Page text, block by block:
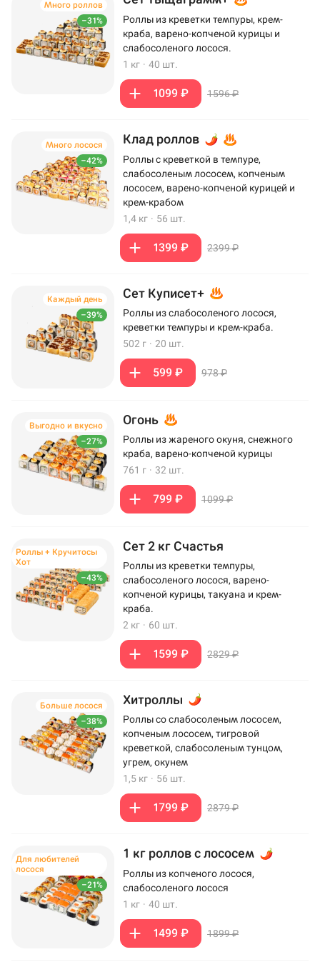
–31%
Много роллов
Роллы из креветки темпуры, крем-
краба, варено-копченой курицы и
слабосоленого лосося.
1 кг · 40 шт.
1099 ₽ 1596 ₽
–42%
Много лосося Клад роллов
Роллы с креветкой в темпуре,
слабосоленым лососем, копченым
лососем, варено-копченой курицей и
крем-крабом
1,4 кг · 56 шт.
1399 ₽ 2399 ₽
–39%
Каждый день Сет Куписет+
Роллы из слабосоленого лосося,
креветки темпуры и крем-краба.
502 г · 20 шт.
599 ₽ 978 ₽
–27%
Выгодно и вкусно Огонь
Роллы из жареного окуня, снежного
краба, варено-копченой курицы
761 г · 32 шт.
799 ₽ 1099 ₽
–43%
Роллы + Кручитосы
Хот
Сет 2 кг Счастья
Роллы из креветки темпуры,
слабосоленого лосося, варено-
копченой курицы, такуана и крем-
краба.
2 кг · 60 шт.
1599 ₽ 2829 ₽
–38%
Больше лосося Хитроллы
Роллы со слабосоленым лососем,
копченым лососем, тигровой
креветкой, слабосоленым тунцом,
угрем, окунем
1,5 кг · 56 шт.
1799 ₽ 2879 ₽
–21%
Для любителей
лосося
1 кг роллов с лососем
Роллы из копченого лосося,
слабосоленого лосося
1 кг · 40 шт.
1499 ₽ 1899 ₽